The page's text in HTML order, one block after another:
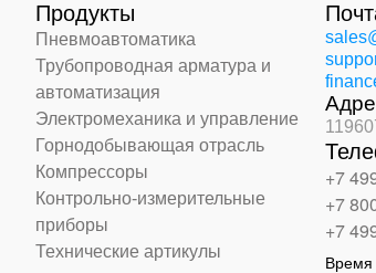
Продукты
Пневмоавтоматика
Трубопроводная арматура и
автоматизация
Электромеханика и управление
Горнодобывающая отрасль
Компрессоры
Контрольно-измерительные
приборы
Технические артикулы
+7
+7
+7